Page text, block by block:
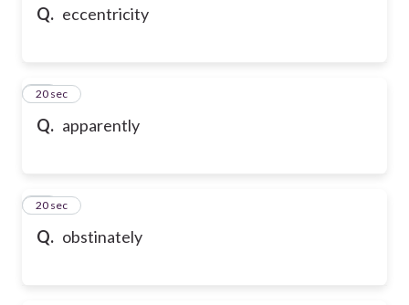
Q. eccentricity
Q. apparently
48
20 sec
Q. obstinately
49
20 sec